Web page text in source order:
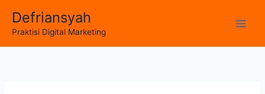
content
Defriansyah
Praktisi Digital Marketing